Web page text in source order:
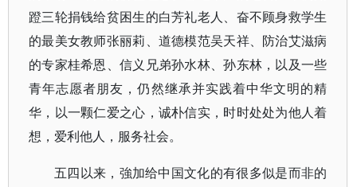
蹬三轮捐钱给贫困生的白芳礼老人、奋不顾身救学生
的最美女教师张丽莉、道德模范吴天祥、防治艾滋病
的专家桂希恩、信义兄弟孙水林、孙东林，以及一些
青年志愿者朋友，仍然继承并实践着中华文明的精
华，以一颗仁爱之心，诚朴信实，时时处处为他人着
想，爱利他人，服务社会。
五四以来，強加给中国文化的有很多似是而非的